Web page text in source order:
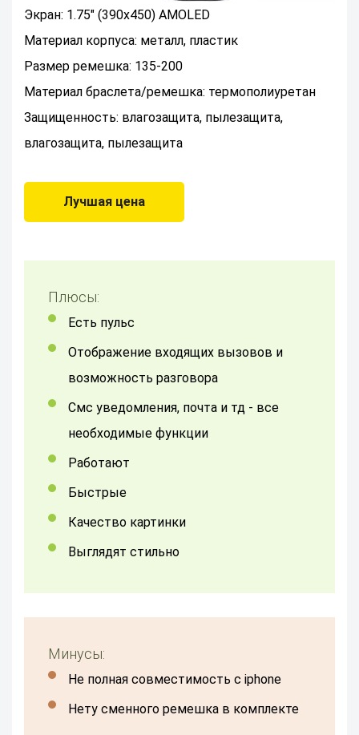
Экран: 1.75" (390x450) AMOLED
Материал корпуса: металл, пластик
Размер ремешка: 135-200
Материал браслета/ремешка: термополиуретан
Защищенность: влагозащита, пылезащита,
влагозащита, пылезащита
Лучшая цена
Плюсы:
Есть пульс
отображение входящих вызовов и
возможность разговора
смс уведомления, почта и тд - все
необходимые функции
работают
быстрые
качество картинки
выглядят стильно
Минусы:
не полная совместимость с iphone
нету сменного ремешка в комплекте